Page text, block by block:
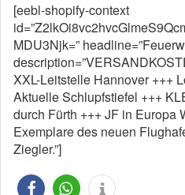
[eebl-shopify-context
MDU3Njk=”
XXL-Leitstelle Hannover +++
Aktuelle Schlupfstiefel +++
durch Fürth +++ JF in Europa
Exemplare des neuen
Ziegler.”]